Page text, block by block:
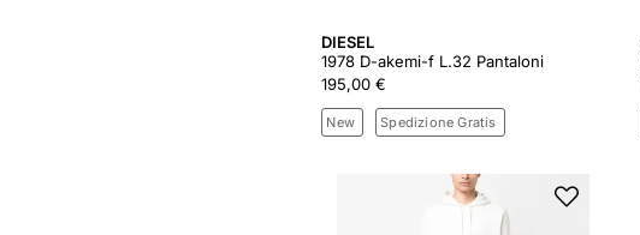
DIESEL
1978 D-akemi-f L.32 Pantaloni
195,00 €
New Spedizione Gratis